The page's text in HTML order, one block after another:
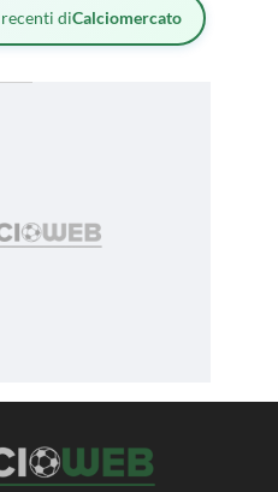
diCalciomercato